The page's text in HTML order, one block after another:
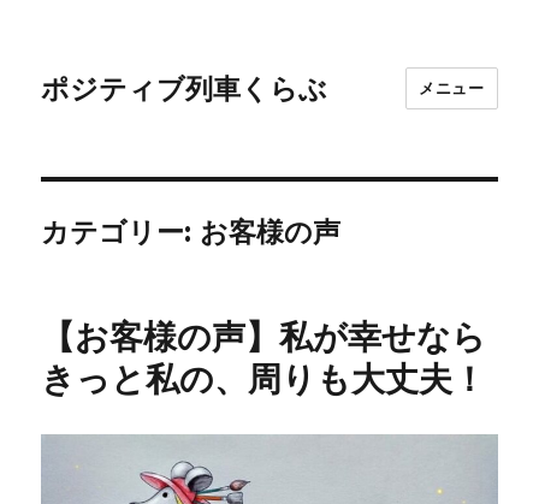
ポジティブ列車くらぶ メニュー
カテゴリー: お客様の声
【お客様の声】私が幸せなら
きっと私の、周りも大丈夫！